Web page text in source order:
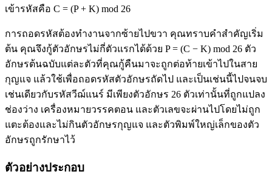
เข้ารหัสคือ C = (P + K) mod 26
การถอดรหัสต้องทำงานจากซ้ายไปขวา คุณทราบคำสำคัญเริ่ม
ต้น คุณจึงกู้ตัวอักษรไม่กี่ตัวแรกได้ด้วย P = (C − K) mod 26 ตัว
อักษรต้นฉบับแต่ละตัวที่คุณกู้คืนมาจะถูกต่อท้ายเข้าไปในสาย
กุญแจ แล้วใช้เพื่อถอดรหัสตัวอักษรถัดไป และเป็นเช่นนี้ไปจนจบ
เช่นเดียวกับรหัสวีฌ์แนร์ มีเพียงตัวอักษร 26 ตัวเท่านั้นที่ถูกแปลง
ช่องว่าง เครื่องหมายวรรคตอน และตัวเลขจะผ่านไปโดยไม่ถูก
แตะต้องและไม่กินตัวอักษรกุญแจ และตัวพิมพ์ใหญ่เล็กของตัว
อักษรถูกรักษาไว้
ตัวอย่างประกอบ